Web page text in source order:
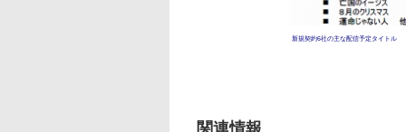
新規契約6社の主な配信予定タイトル
関連情報